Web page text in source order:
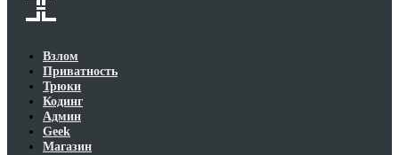
Взлом
Приватность
Трюки
Кодинг
Админ
Geek
Магазин